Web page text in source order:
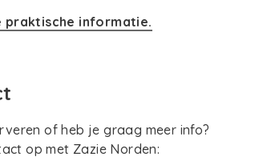
praktische informatie.
of heb je graag meer info?
op met Zazie Norden: